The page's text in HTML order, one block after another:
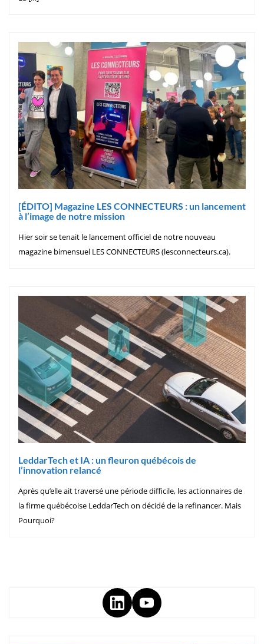
[ÉDITO] Magazine LES CONNECTEURS : un lancement
à l’image de notre mission
Hier soir se tenait le lancement officiel de notre nouveau
magazine bimensuel LES CONNECTEURS (lesconnecteurs.ca).
LeddarTech et IA : un fleuron québécois de
l’innovation relancé
Après qu’elle ait traversé une période difficile, les actionnaires de
la firme québécoise LeddarTech on décidé de la refinancer. Mais
Pourquoi?